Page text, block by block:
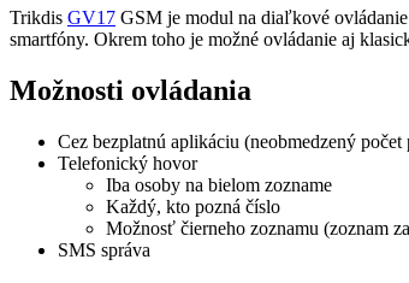
Trikdis GV17 GSM je modul na diaľkové
smartfóny. Okrem toho je možné ovládanie aj
Možnosti ovládania
Cez bezplatnú aplikáciu (neobmedzený
Telefonický hovor
Iba osoby na bielom zozname
Každý, kto pozná číslo
Možnosť čierneho zoznamu (zoznam
SMS správa